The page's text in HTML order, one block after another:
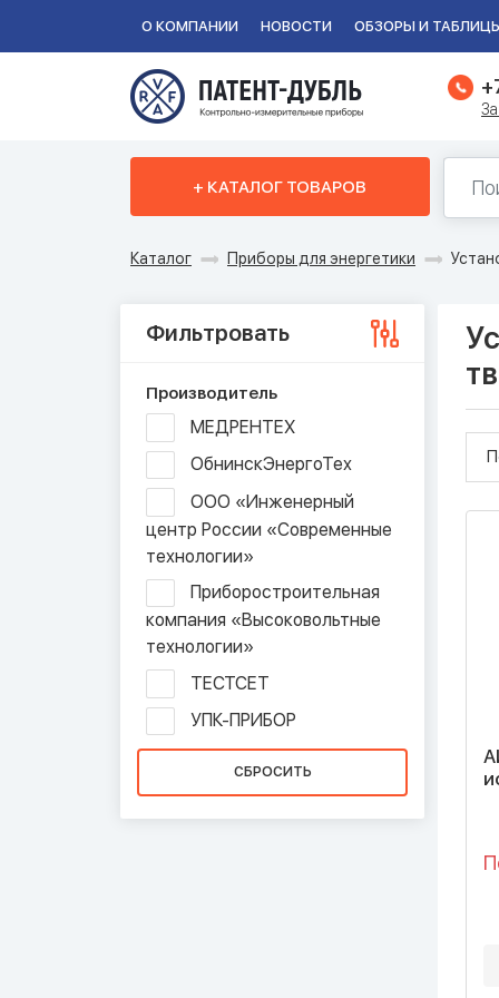
О КОМПАНИИ НОВОСТИ ОБЗОРЫ И
+ КАТАЛОГ ТОВАРОВ
Каталог Приборы для энергетики
Фильтровать
Производитель
МЕДРЕНТЕХ
ОбнинскЭнергоТех
ООО «Инженерный
центр России «Современные
технологии»
Приборостроительная
компания «Высоковольтные
технологии»
ТЕСТСЕТ
УПК-ПРИБОР